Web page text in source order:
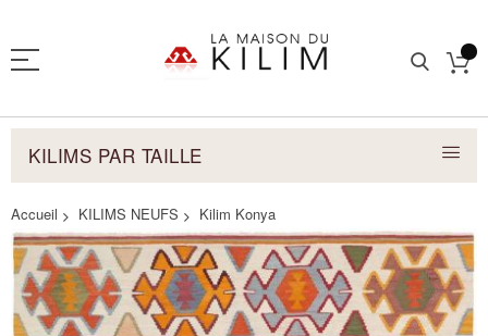
KILIMS PAR TAILLE
Accueil KILIMS NEUFS
Kilim Konya
Skip
to
the
end
of
the